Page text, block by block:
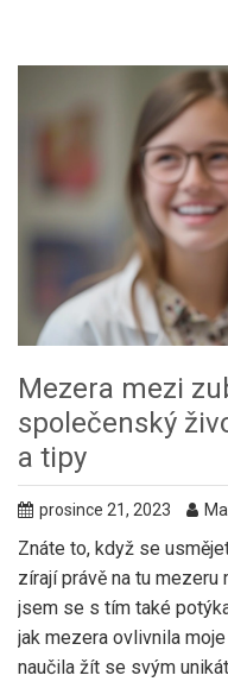
Mezera mezi
společenský
a tipy
prosince 21, 2023
Znáte to, když se
zírají právě na tu
jsem se s tím také
jak mezera ovlivnila
naučila žít se svým